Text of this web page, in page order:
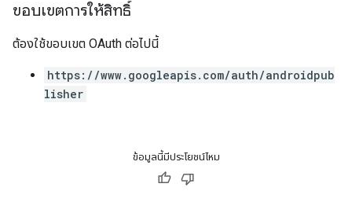
ขอบเขตการให้สิทธิ์
ต้องใช้ขอบเขต OAuth ต่อไปนี้
https://www.googleapis.com/auth/androidpub
lisher
ข้อมูลนี้มีประโยชน์ไหม